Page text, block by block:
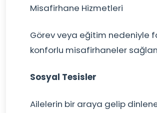
Misafirhane Hizmetleri
Görev veya eğitim nedeniyle
konforlu misafirhaneler
Sosyal Tesisler
Ailelerin bir araya gelip